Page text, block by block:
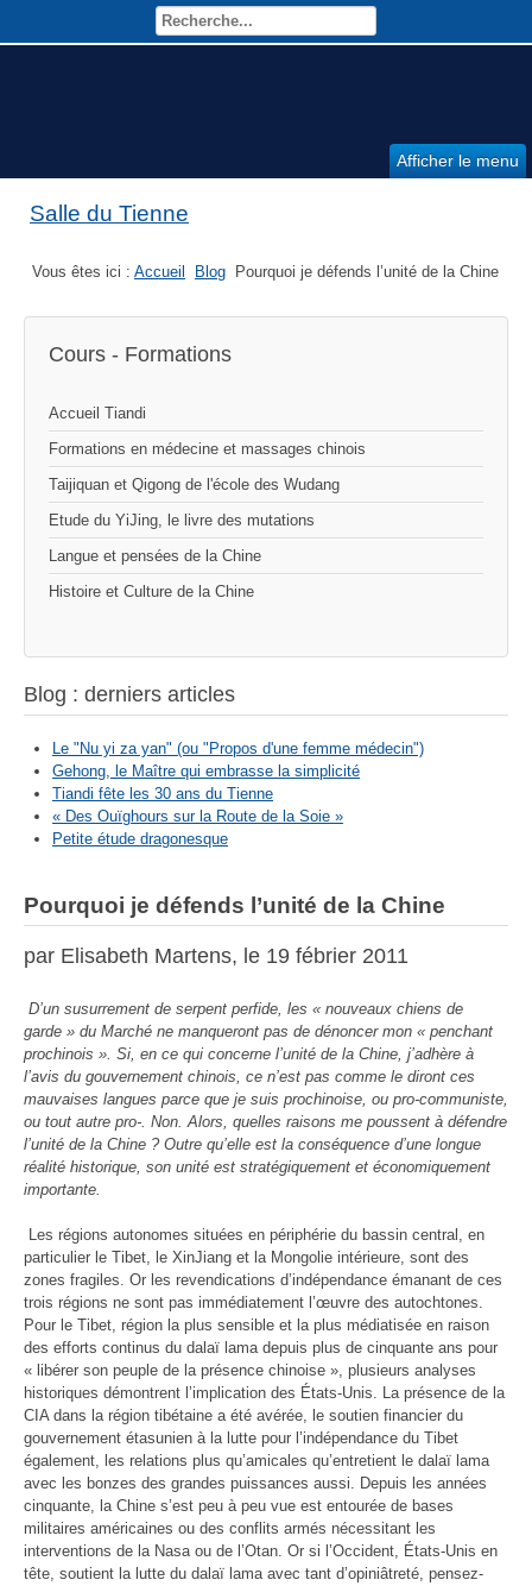
Afficher le menu
Salle du Tienne
Vous êtes ici : Accueil Blog Pourquoi je défends l’unité de la Chine
Cours - Formations
Accueil Tiandi
Formations en médecine et massages chinois
Taijiquan et Qigong de l'école des Wudang
Etude du YiJing, le livre des mutations
Langue et pensées de la Chine
Histoire et Culture de la Chine
Blog : derniers articles
Le "Nu yi za yan" (ou "Propos d'une femme médecin")
Gehong, le Maître qui embrasse la simplicité
Tiandi fête les 30 ans du Tienne
« Des Ouïghours sur la Route de la Soie »
Petite étude dragonesque
Pourquoi je défends l’unité de la Chine
par Elisabeth Martens, le 19 fébrier 2011
D’un susurrement de serpent perfide, les « nouveaux chiens de
garde » du Marché ne manqueront pas de dénoncer mon « penchant
prochinois ». Si, en ce qui concerne l’unité de la Chine, j’adhère à
l’avis du gouvernement chinois, ce n’est pas comme le diront ces
mauvaises langues parce que je suis prochinoise, ou pro-communiste,
ou tout autre pro-. Non. Alors, quelles raisons me poussent à défendre
l’unité de la Chine ? Outre qu’elle est la conséquence d’une longue
réalité historique, son unité est stratégiquement et économiquement
importante.
Les régions autonomes situées en périphérie du bassin central, en
particulier le Tibet, le XinJiang et la Mongolie intérieure, sont des
zones fragiles. Or les revendications d’indépendance émanant de ces
trois régions ne sont pas immédiatement l’œuvre des autochtones.
Pour le Tibet, région la plus sensible et la plus médiatisée en raison
des efforts continus du dalaï lama depuis plus de cinquante ans pour
« libérer son peuple de la présence chinoise », plusieurs analyses
historiques démontrent l’implication des États-Unis. La présence de la
CIA dans la région tibétaine a été avérée, le soutien financier du
gouvernement étasunien à la lutte pour l’indépendance du Tibet
également, les relations plus qu’amicales qu’entretient le dalaï lama
avec les bonzes des grandes puissances aussi. Depuis les années
cinquante, la Chine s’est peu à peu vue est entourée de bases
militaires américaines ou des conflits armés nécessitant les
interventions de la Nasa ou de l’Otan. Or si l’Occident, États-Unis en
tête, soutient la lutte du dalaï lama avec tant d’opiniâtreté, pensez-